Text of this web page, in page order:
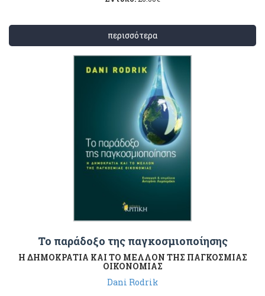
περισσότερα
Το παράδοξο της παγκοσμιοποίησης
Η ΔΗΜΟΚΡΑΤΙΑ ΚΑΙ ΤΟ ΜΕΛΛΟΝ ΤΗΣ ΠΑΓΚΟΣΜΙΑΣ
ΟΙΚΟΝΟΜΙΑΣ
Dani Rodrik